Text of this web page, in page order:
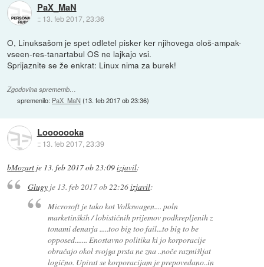
PaX_MaN
:: 13. feb 2017, 23:36
O, Linuksašom je spet odletel pisker ker njihovega ološ-ampak-
vseen-res-tanartabul OS ne lajkajo vsi.
Sprijaznite se že enkrat: Linux nima za burek!
Zgodovina sprememb…
spremenilo: PaX_MaN (13. feb 2017 ob 23:36)
Looooooka
:: 13. feb 2017, 23:39
bMozart je 13. feb 2017 ob 23:09izjavil:
Glugyje 13. feb 2017 ob 22:26izjavil:
Microsoft je tako kot Volkswagen.... poln
marketinških / lobističnih prijemov podkrepljenih z
tonami denarja .....too big too fail...to big to be
opposed....... Enostavno politika ki jo korporacije
obračajo okol svojga prsta ne zna ..noče razmišljat
logično. Upirat se korporacijam je prepovedano..in